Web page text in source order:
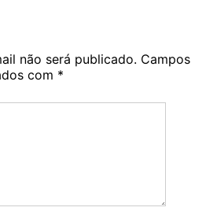
não será publicado. Campos
com *